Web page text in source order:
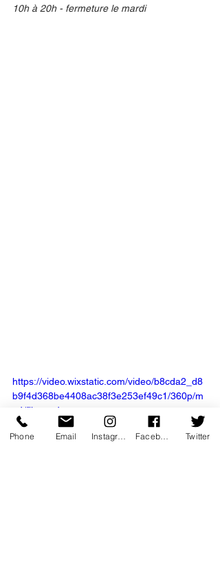
10h à 20h - fermeture le mardi
https://video.wixstatic.com/video/b8cda2_d8
b9f4d368be4408ac38f3e253ef49c1/360p/m
p4/file.mp4
Phone Email Twitter